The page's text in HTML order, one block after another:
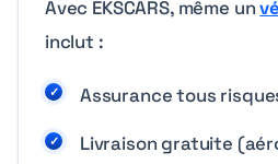
Avec EKSCARS, même un
inclut :
Assurance tous
Livraison gratuite